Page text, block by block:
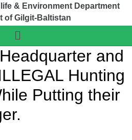
& Environment Department
of Gilgit-Baltistan
and
Hunting
Putting their